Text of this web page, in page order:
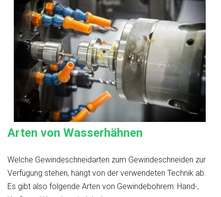
Arten von Wasserhähnen
Welche Gewindeschneidarten zum Gewindeschneiden zur
Verfügung stehen, hängt von der verwendeten Technik ab.
Es gibt also folgende Arten von Gewindebohrern: Hand-,